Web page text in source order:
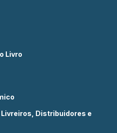
Livro
Distribuidores e